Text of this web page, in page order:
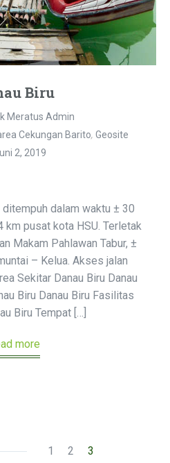
Biru
Meratus Admin
Cekungan Barito, Geosite
2, 2019
ditempuh dalam waktu ± 30
km pusat kota HSU. Terletak
Makam Pahlawan Tabur, ±
– Kelua. Akses jalan
Sekitar Danau Biru Danau
Biru Danau Biru Fasilitas
Biru Tempat […]
more
1 2 3